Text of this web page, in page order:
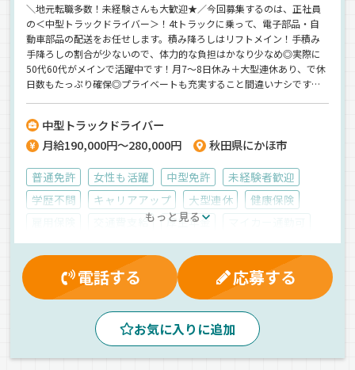
＼地元転職多数！未経験さんも大歓迎★／今回募集するのは、正社員
の＜中型トラックドライバー＞！4tトラックに乗って、電子部品・自
動車部品の配送をお任せします。積み降ろしはリフトメイン！手積み
手降ろしの割合が少ないので、体力的な負担はかなり少なめ◎実際に
50代60代がメインで活躍中です！月7～8日休み＋大型連休あり、で休
日数もたっぷり確保◎プライベートも充実すること間違いナシです！
中型トラックドライバー
月給190,000円～280,000円
秋田県にかほ市
普通免許 女性も活躍 中型免許
未経験者歓迎
学歴不問
キャリアアップ 大型連休
健康保険
交通費支給 厚生年金
賞与
有給休暇 昇給 労災保険 朝 夕方
昼
ドライブレコーダー
1人1台専用車
バックアイモニター装備
AT可 カーナビ搭載
自動車部品 ウィング車 正社員
もっと見る
電話する 応募する
お気に入りに追加